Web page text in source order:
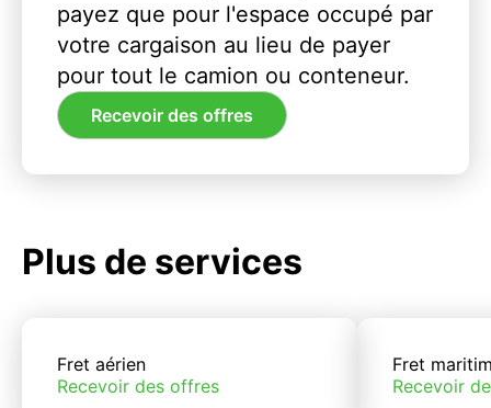
payez que pour l'espace occupé par
votre cargaison au lieu de payer
pour tout le camion ou conteneur.
Recevoir des offres
Plus de services
Fret aérien
Recevoir des offres
Fret
Recevoir